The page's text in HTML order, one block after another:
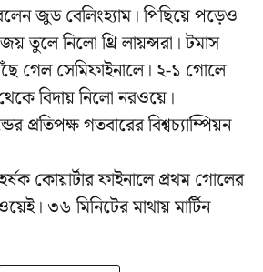
জুড বেলিংহ্যাম। পিছিয়ে পড়েও
তুলে নিলো থ্রি লায়ন্সরা। টমাস
গেল সেমিফাইনালে। ২-১ গোলে
বিদায় নিলো নরওয়ে।
প্রতিপক্ষ গতবারের বিশ্বচ্যাম্পিয়ন
কোয়ার্টার ফাইনালে প্রথম গোলের
৩৬ মিনিটের মাথায় মার্টিন